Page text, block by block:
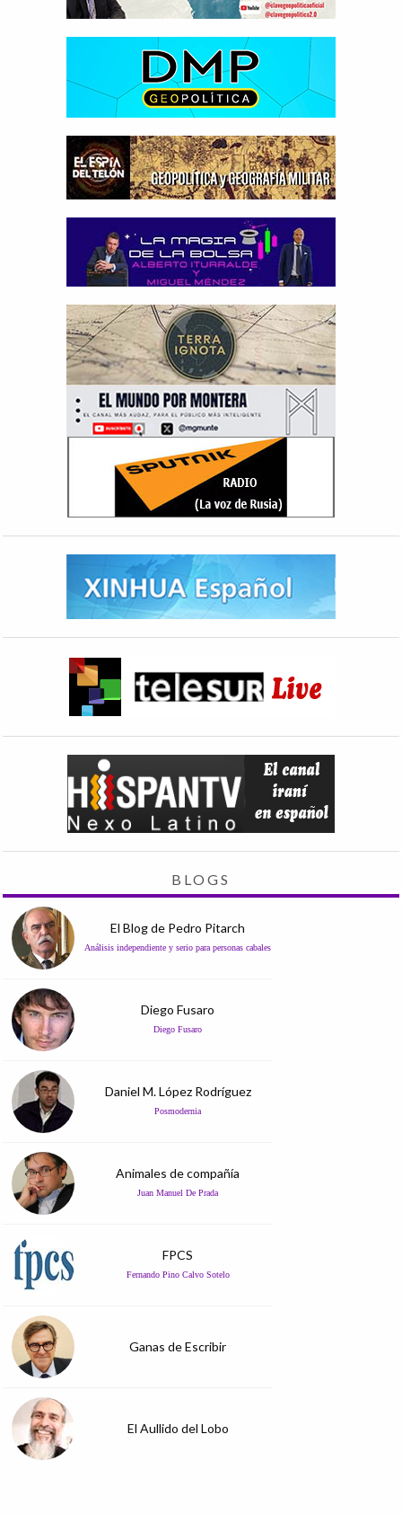
BLOGS
El Blog de Pedro Pitarch
Análisis independiente y serio para personas cabales
Diego Fusaro
Diego Fusaro
Daniel M. López Rodríguez
Posmodernia
Animales de compañía
Juan Manuel De Prada
FPCS
Fernando Pino Calvo Sotelo
Ganas de Escribir
El Aullido del Lobo